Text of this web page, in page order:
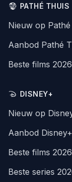
PATHÉ THUIS
Nieuw op
Aanbod Pathé
Beste films 2026
DISNEY+
Nieuw op
Aanbod Disney+
Beste films 2026
Beste series